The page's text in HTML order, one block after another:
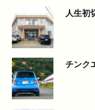
人生初
チンク